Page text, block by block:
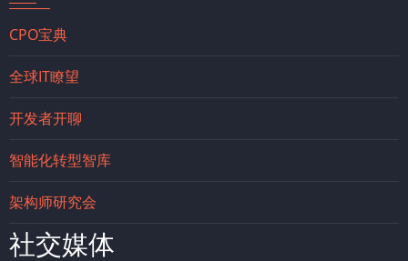
CPO宝典
全球IT瞭望
开发者开聊
智能化转型智库
架构师研究会
社交媒体